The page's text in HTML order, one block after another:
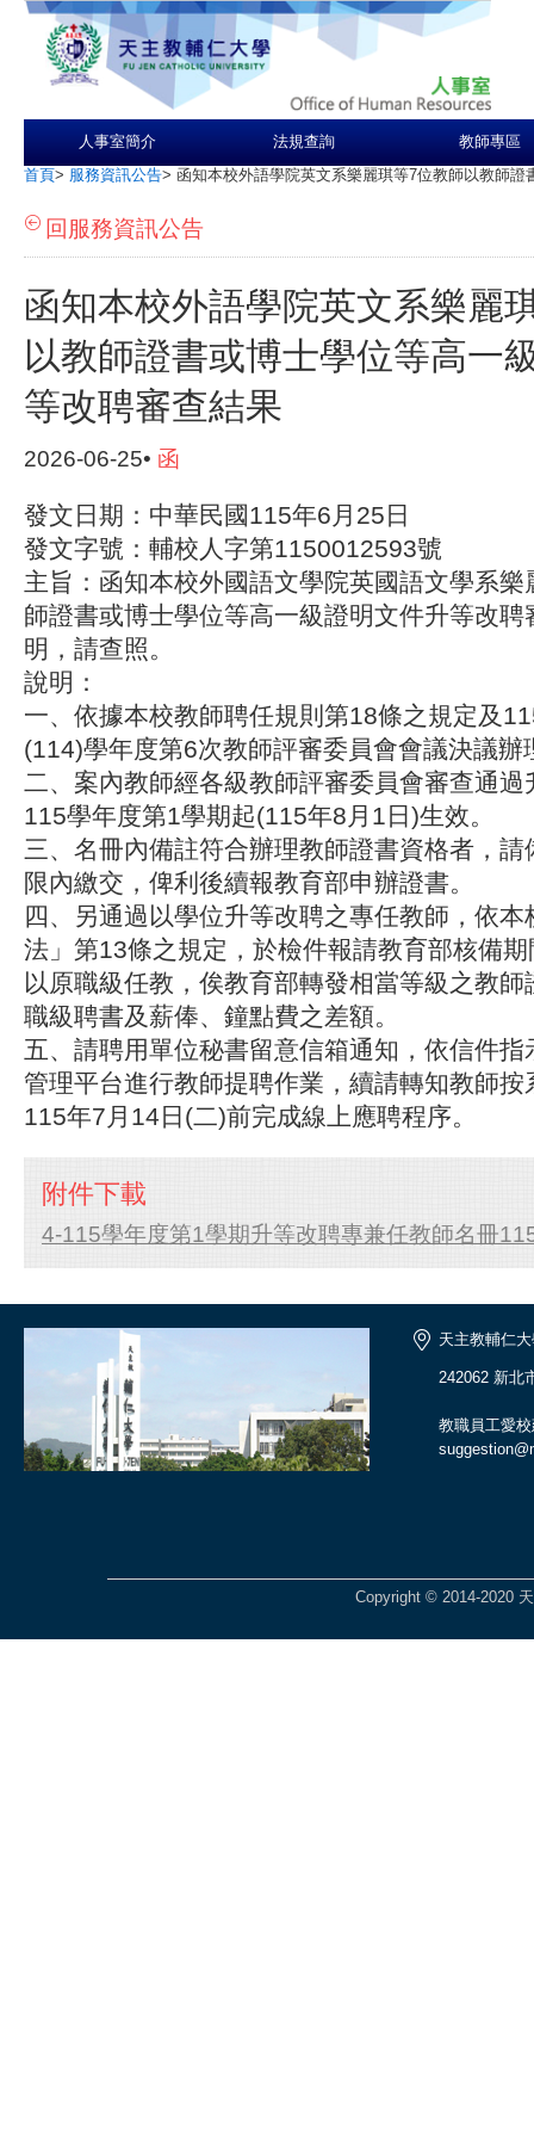
人事室簡介 法規查詢 教師專區
首頁> 服務資訊公告> 函知本校外語學院英文系樂麗琪等7位教師以教師
回服務資訊公告
函知本校外語學院英文系樂麗
以教師證書或博士學位等高一
等改聘審查結果
2026-06-25• 函
發文日期：中華民國115年6月25日
發文字號：輔校人字第1150012593號
主旨：函知本校外國語文學院英國語文學系
師證書或博士學位等高一級證明文件升等改
明，請查照。
說明：
一、依據本校教師聘任規則第18條之規定及
(114)學年度第6次教師評審委員會會議決議辦
二、案內教師經各級教師評審委員會審查通過
115學年度第1學期起(115年8月1日)生效。
三、名冊內備註符合辦理教師證書資格者，
限內繳交，俾利後續報教育部申辦證書。
四、另通過以學位升等改聘之專任教師，依本
法」第13條之規定，於檢件報請教育部核備
以原職級任教，俟教育部轉發相當等級之教
職級聘書及薪俸、鐘點費之差額。
五、請聘用單位秘書留意信箱通知，依信件
管理平台進行教師提聘作業，續請轉知教師
115年7月14日(二)前完成線上應聘程序。
附件下載
4-115學年度第1學期升等改聘專兼任教師名冊
天主教輔仁
242062 新北
教職員工愛
Copyright © 2014-2020